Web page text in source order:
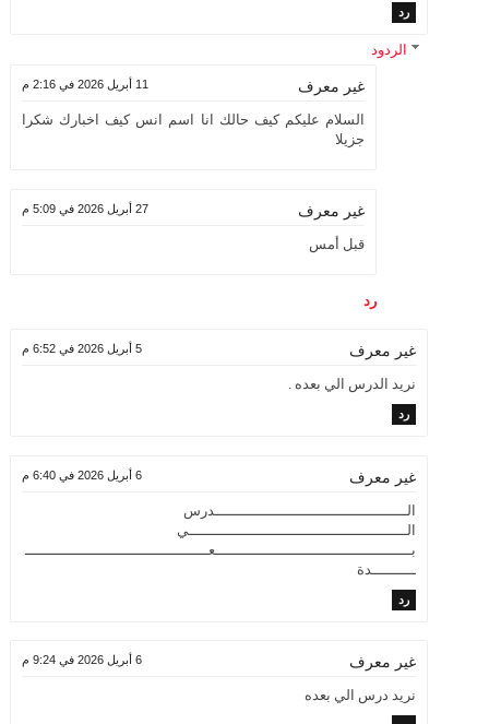
رد
الردود
غير معرف 11 أبريل 2026 في 2:16 م
السلام عليكم كيف حالك انا اسم انس كيف اخبارك شكرا
جزيلا
غير معرف 27 أبريل 2026 في 5:09 م
قبل أمس
رد
غير معرف 5 أبريل 2026 في 6:52 م
نريد الدرس الي بعده .
رد
غير معرف 6 أبريل 2026 في 6:40 م
الــــــــــــــــــــــــــــــــــــــــــــدرس
الــــــــــــــــــــــــــــــــــــــــــــــــــي
بـــــــــــــــــــــــــــــــــــــــــــــعــــــــــــــــــــــــــــــــــــــــــ
ــــــــــدة
رد
غير معرف 6 أبريل 2026 في 9:24 م
نريد درس الي بعده